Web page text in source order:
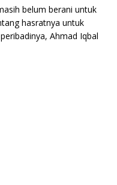
belum berani untuk
hasratnya untuk
Ahmad Iqbal